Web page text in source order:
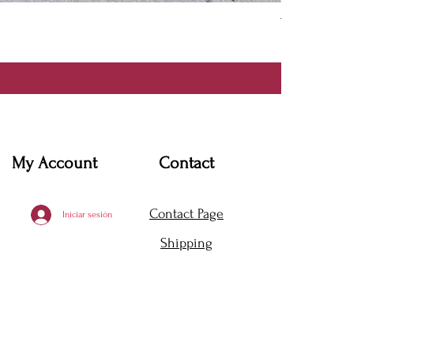
Thanya Dress
My Account
Iniciar sesión
Contact
Contact Page
Shipping